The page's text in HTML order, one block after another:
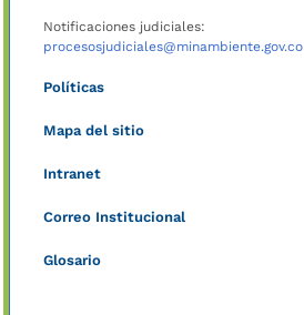
Notificaciones judiciales:
procesosjudiciales@minambiente.gov.co
Políticas
Mapa del sitio
Intranet
Correo Institucional
Glosario